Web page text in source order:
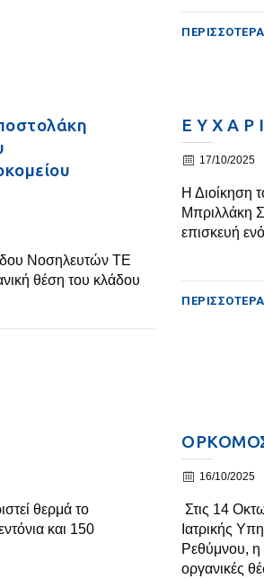
ΠΕΡΙΣΣΌΤΕΡΑ
Νοσηλευτών ΤΕ
θέση του κλάδου
Ε Υ Χ Α Ρ
17/10/2025
Η Διοίκηση
Μπριλλάκη
επισκευή
ΠΕΡΙΣΣΌΤΕΡΑ
θερμά το
και 150
16/10/2025
Στις 14
Ιατρικής
Ρεθύμνου, η
οργανικές